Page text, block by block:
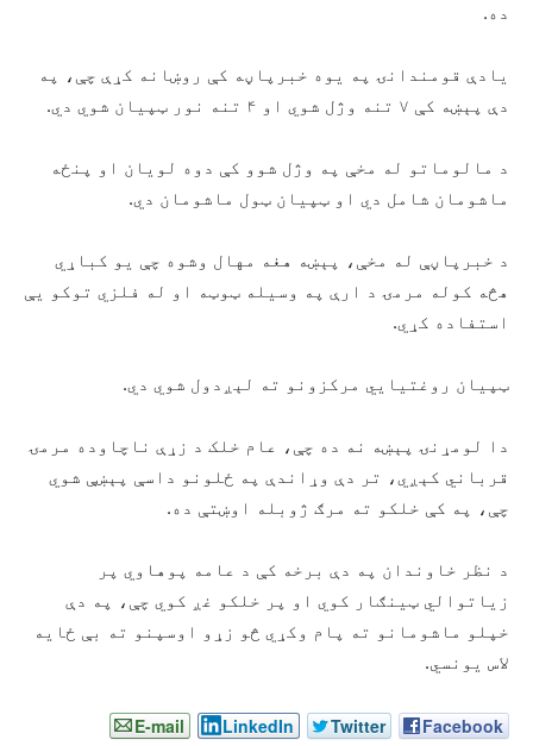
ده.
یادې قومندانۍ په یوه خبرپاڼه کې روښانه کړې چې، په
دې پېښه کې ۷ تنه وژل شوي او ۴ تنه نور ټپيان شوي دي.
د مالوماتو له مخې په وژل شوو کې دوه لویان او پنځه
ماشومان شامل دي او ټپيان ټول ماشومان دي.
د خبرپاڼې له مخې، پېښه هغه مهال وشوه چې یو کباړي
هڅه کوله مرمۍ د ارې په وسیله ټوټه او له فلزي توکو یې
استفاده کړي.
ټپیان روغتیايي مرکزونو ته لېږدول شوي دي.
دا لومړنۍ پېښه نه ده چې، عام خلک د زړې ناچاوده مرمۍ
قرباني کېږي، تر دې وړاندې په ځلونو داسې پېښې شوي
چې، په کې خلکو ته مرګ ژوبله اوښتې ده.
د نظر خاوندان په دې برخه کې د عامه پوهاوي پر
زیاتوالي ټینګار کوي او پر خلکو غږ کوي چې، په دې
خپلو ماشومانو ته پام وکړي څو زړو اوسپنو ته بې ځایه
لاس یونسي.
Facebook
Twitter
LinkedIn
E-mail